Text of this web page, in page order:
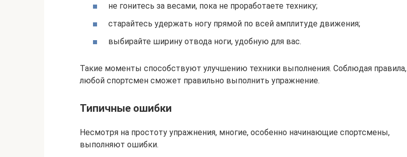
не гонитесь за весами, пока не проработаете технику;
старайтесь удержать ногу прямой по всей амплитуде движения;
выбирайте ширину отвода ноги, удобную для вас.
Такие моменты способствуют улучшению техники выполнения. Соблюдая правила,
любой спортсмен сможет правильно выполнить упражнение.
Типичные ошибки
Несмотря на простоту упражнения, многие, особенно начинающие спортсмены,
выполняют ошибки.